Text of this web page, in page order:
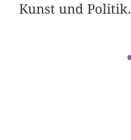
Kunst und Politik.